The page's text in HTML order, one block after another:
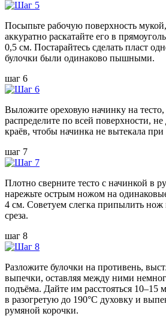
Посыпьте рабочую поверхность
аккуратно раскатайте его в
0,5 см. Постарайтесь сделать пласт
булочки были одинаково пышными.
шаг 6
Выложите ореховую начинку на
распределите по всей поверхности,
краёв, чтобы начинка не вытекала при
шаг 7
Плотно сверните тесто с начинкой в
нарежьте острым ножом на
4 см. Советуем слегка припылить нож
среза.
шаг 8
Разложите булочки на противень,
выпечки, оставляя между ними
подъёма. Дайте им расстояться 10–15
в разогретую до 190°C духовку и
румяной корочки.